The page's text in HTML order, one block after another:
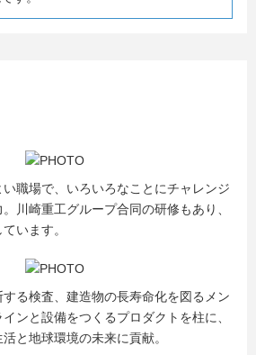
職場で、いろいろなことにチャレンジ
川崎重工グループ合同の研修もあり、
います。
る検査、建造物の長寿命化を図るメン
ンと設備をつくるプロダクトを柱に、
と地球環境の未来に貢献。